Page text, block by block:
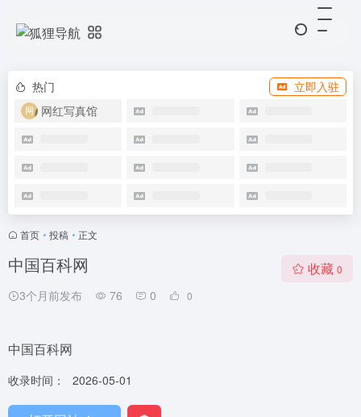
热门
立即入驻
网红写真馆
首页 • 投稿 • 正文
中国百科网
3个月前发布 76 0 0
收藏 0
中国百科网
收录时间： 2026-05-01